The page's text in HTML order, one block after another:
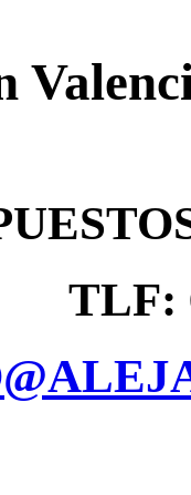
TLF: